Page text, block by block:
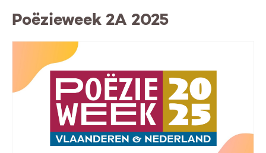
Poëzieweek 2A 2025